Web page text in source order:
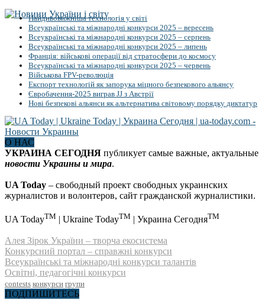
Найдивовижніша технологія у світі
Всеукраїнські та міжнародні конкурси 2025 – вересень
Всеукраїнські та міжнародні конкурси 2025 – серпень
Всеукраїнські та міжнародні конкурси 2025 – липень
Франція: військові операції від стратосфери до космосу
Всеукраїнські та міжнародні конкурси 2025 – червень
Військова FPV-революція
Експорт технологій як запорука міцного безпекового альянсу
Євробачення-2025 виграв JJ з Австрії
Нові безпекові альянси як альтернатива світовому порядку диктатур
О НАС
УКРАИНА СЕГОДНЯ публикует самые важные, актуальные
новости Украины и мира.
UA Today – свободный проект свободных украинских
журналистов и волонтеров, сайт гражданской журналистики.
UA TodayTM | Ukraine TodayTM | Украина СегодняTM
Алея Зірок України – творча екосистема
Конкурсний портал – справжні конкурси
Всеукраїнські та міжнародні конкурси талантів
Освітні, педагогічні конкурси
contests конкурси групи
ПОДПИШИТЕСЬ